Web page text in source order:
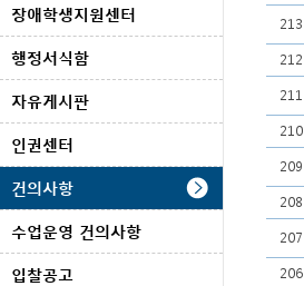
장애학생지원센터
행정서식함
자유게시판
인권센터
건의사항
수업운영 건의사항
입찰공고
213
212
211
210
209
208
207
206